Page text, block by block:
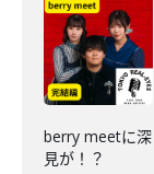
berry meetに深
見が！？